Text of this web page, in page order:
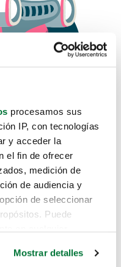
procesamos sus
IP, con tecnologías
y acceder la
el fin de ofrecer
medición de
de audiencia y
de seleccionar
Puede
Mostrar detalles
como
aquí.
que estás
enlaces: